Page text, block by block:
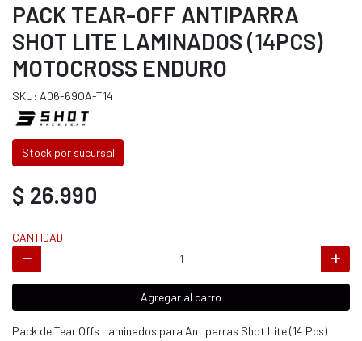
PACK TEAR-OFF ANTIPARRA
SHOT LITE LAMINADOS (14PCS)
MOTOCROSS ENDURO
SKU: A06-69OA-T14
Stock por sucursal
$ 26.990
CANTIDAD
Agregar al carro
Pack de Tear Offs Laminados para Antiparras Shot Lite (14 Pcs)